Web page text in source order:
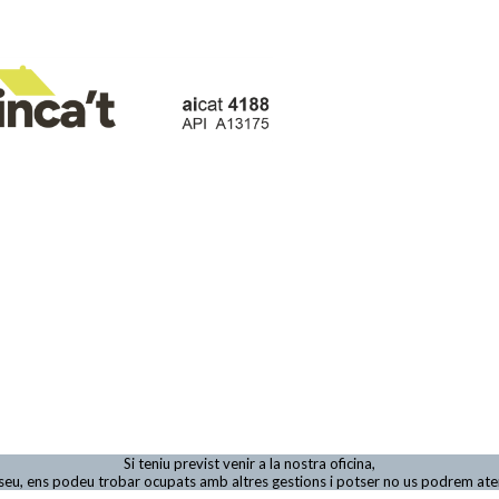
Si teniu previst venir a la nostra oficina,
ens podeu trobar ocupats amb altres gestions i potser no us podrem